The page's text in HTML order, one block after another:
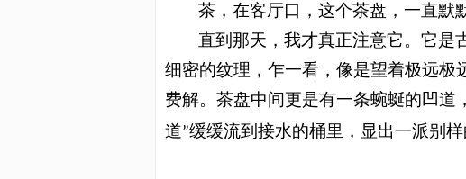
茶，在客厅口，这个茶盘，一直默
直到那天，我才真正注意它。它是
细密的纹理，乍一看，像是望着极远极
费解。茶盘中间更是有一条蜿蜒的凹道
道”缓缓流到接水的桶里，显出一派别样